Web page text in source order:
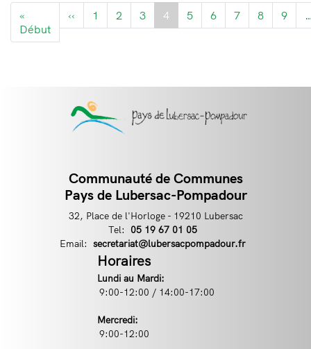
Pagination
«
Début Première
page
‹‹ Page
précédente
1 2 3 4 5 6 7 8 9
Contact
Communauté de Communes
Pays de Lubersac-Pompadour
32, Place de l'Horloge - 19210 Lubersac
Tel:
Téléphone
05 19 67 01 05
Email: Email
secretariat@lubersacpompadour.fr
Horaires
Lundi au Mardi:
9:00-12:00 / 14:00-17:00
Mercredi:
9:00-12:00